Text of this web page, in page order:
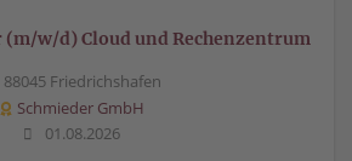
(m/w/d) Cloud und Rechenzentrum
88045 Friedrichshafen
Schmieder GmbH
01.08.2026